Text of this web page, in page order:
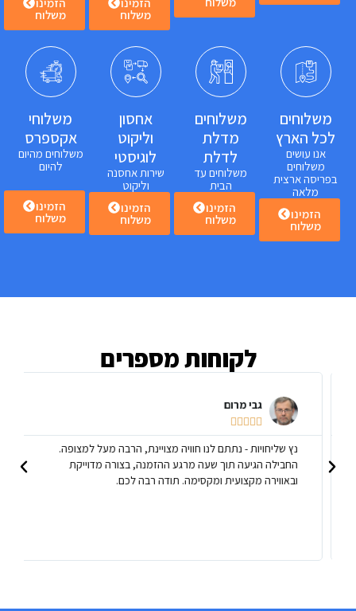
משלוח משלוח
משלוחים
לכל הארץ
אנו עושים
משלוחים
בפריסה ארצית
מלאה
הזמינו
משלוח
משלוחים
מדלת
לדלת
משלוחים עד
הבית
הזמינו
משלוח
אחסון
וליקוט
לוגיסטי
שירות אחסנה
וליקוט
הזמינו
משלוח
משלוחי
אקספרס
משלוחים מהיום
להיום
הזמינו
משלוח
לקוחות מספרים
גבי מרום





נץ שליחויות - נתתם לנו חוויה מצויינת, הרבה מעל למצופה.
החבילה הגיעה תוך שעה מרגע ההזמנה, בצורה מדוייקת
ובאווירה מקצועית ומקסימה. תודה רבה לכם.